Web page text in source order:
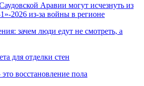
Аравии могут исчезнуть из
2026 из-за войны в регионе
зачем люди едут не смотреть, а
для отделки стен
восстановление пола